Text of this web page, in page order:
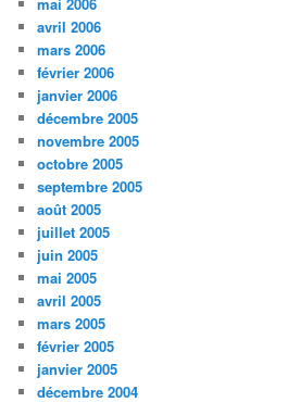
avril 2006
mars 2006
février 2006
janvier 2006
décembre 2005
novembre 2005
octobre 2005
septembre 2005
août 2005
juillet 2005
juin 2005
mai 2005
avril 2005
mars 2005
février 2005
janvier 2005
décembre 2004